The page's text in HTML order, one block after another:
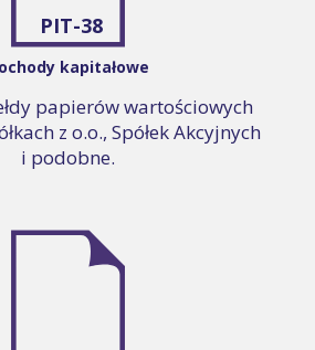
PIT-38
kapitałowe
papierów wartościowych
z o.o., Spółek Akcyjnych
i podobne.